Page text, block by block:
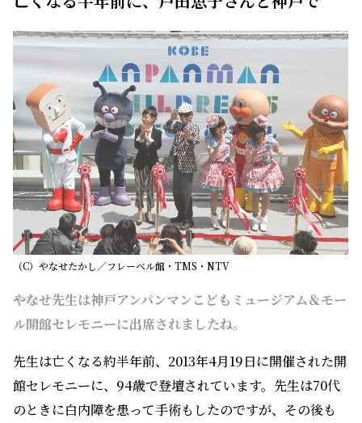
（C）やなせたかし／フレーベル館・TMS・NTV
――やなせ先生は神戸アンパンマンこどもミュージアム＆モー
ル開館セレモニーに出席されましたね。
先生は亡くなる約半年前、2013年4月19日に開催された開
館セレモニーに、94歳で登壇されています。先生は70代
のときに白内障を患って手術もしたのですが、その後も